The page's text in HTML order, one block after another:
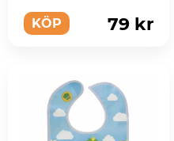
KÖP 79 kr